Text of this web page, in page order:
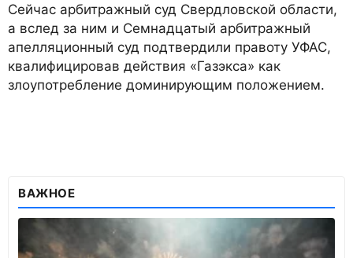
Сейчас арбитражный суд Свердловской области,
а вслед за ним и Семнадцатый арбитражный
апелляционный суд подтвердили правоту УФАС,
квалифицировав действия «Газэкса» как
злоупотребление доминирующим положением.
ВАЖНОЕ